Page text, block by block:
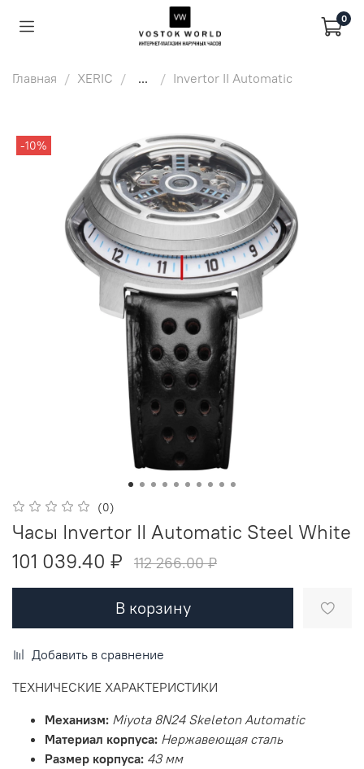
0
Главная XERIC ... Invertor II Automatic
-10%
(0)
Часы Invertor II Automatic Steel White
101 039.40 ₽
112 266.00 ₽
В корзину
Добавить в сравнение
ТЕХНИЧЕСКИЕ ХАРАКТЕРИСТИКИ
Механизм: Miyota 8N24 Skeleton Automatic
Материал корпуса: Нержавеющая сталь
Размер корпуса: 43 мм